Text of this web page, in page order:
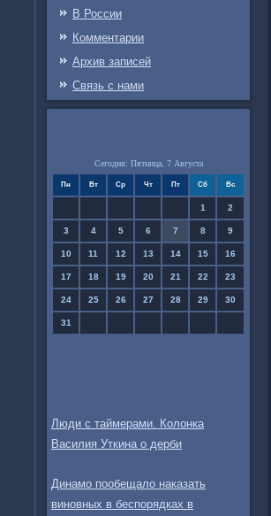
В России
Комментарии
Архив записей
Связь c нами
Сегодня: Пятница, 7 Августа
Пн Вт Ср Чт Пт Сб Вс
1 2
3 4 5 6 7 8 9
10 11 12 13 14 15 16
17 18 19 20 21 22 23
24 25 26 27 28 29 30
31
Люди с таймерами. Колонка
Василия Уткина о дерби
Динамо пообещало наказать
виновных в беспорядках в